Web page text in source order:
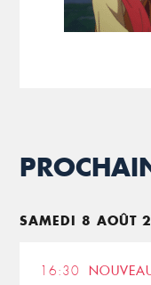
SAMEDI 8 AOÛT
16:30